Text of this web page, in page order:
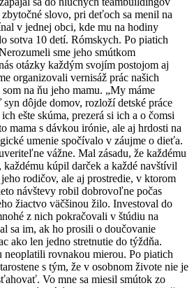
slovo, pri deťoch sa menil na
v jednej obci, kde mu na hodiny
sotva 10 detí. Rómskych. Po piatich
sme jeho smútkom
otázky každým svojím postojom aj
organizovali vernisáž prác našich
na ňu jeho mamu. „My máme
dôjde domov, rozloží detské práce
ešte skúma, prezerá si ich a o čomsi
mama s dávkou irónie, ale aj hrdosti na
umenie spočívalo v záujme o dieťa.
vážne. Mal zásadu, že každému
kúpil darček a každé navštívil
rodičov, ale aj prostredie, v ktorom
návštevy robil dobrovoľne počas
žiactvo väčšinou žilo. Investoval do
z nich pokračovali v štúdiu na
sa im, ak ho prosili o doučovanie
ako len jedno stretnutie do týždňa.
neoplatili rovnakou mierou. Po piatich
s tým, že v osobnom živote nie je
Vo mne sa miesil smútok zo